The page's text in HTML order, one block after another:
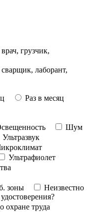
грузчик,
лаборант,
Раз в месяц
Шум
Ультразвук
Ультрафиолет
зоны
Неизвестно
охране труда